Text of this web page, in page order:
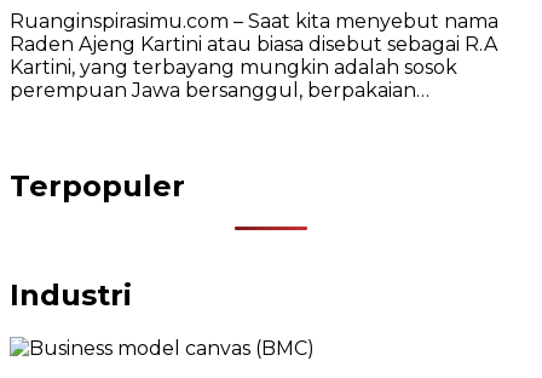
Ruanginspirasimu.com – Saat kita menyebut nama
Raden Ajeng Kartini atau biasa disebut sebagai R.A
Kartini, yang terbayang mungkin adalah sosok
perempuan Jawa bersanggul, berpakaian…
Terpopuler
Industri